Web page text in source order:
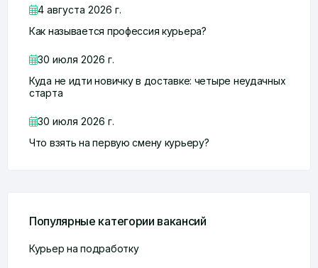
4 августа 2026 г.
Как называется профессия курьера?
30 июля 2026 г.
Куда не идти новичку в доставке: четыре неудачных
старта
30 июля 2026 г.
Что взять на первую смену курьеру?
Популярные категории вакансий
Курьер на подработку